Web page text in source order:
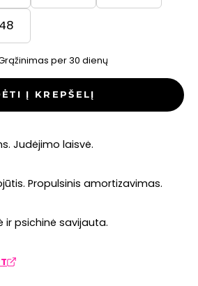
per 30 dienų
Į KREPŠELĮ
Judėjimo laisvė.
Propulsinis amortizavimas.
ir psichinė savijauta.